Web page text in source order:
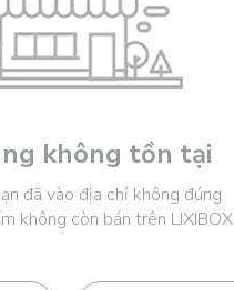
không tồn tại
đã vào địa chỉ không đúng
không còn bán trên LIXIBOX